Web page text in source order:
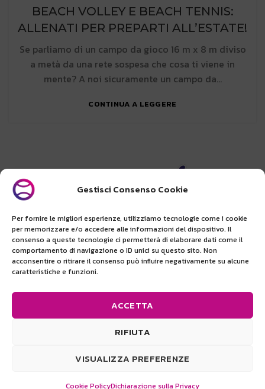
Gestisci Consenso Cookie
Per fornire le migliori esperienze, utilizziamo tecnologie come i cookie
per memorizzare e/o accedere alle informazioni del dispositivo. Il
consenso a queste tecnologie ci permetterà di elaborare dati come il
comportamento di navigazione o ID unici su questo sito. Non
acconsentire o ritirare il consenso può influire negativamente su alcune
caratteristiche e funzioni.
ACCETTA
RIFIUTA
VISUALIZZA PREFERENZE
Cookie PolicyDichiarazione sulla Privacy
BEACH VOLLEY E BEACH TENNIS:
ALLENATI PER PREPARTI ALL’ESTATE!
Se parliamo di un campo da gioco 16 m x 8 m diviso
a metà da una rete sospesa che cosa ti viene in
mente? A noi sicuramente un campo da...
CONTINUA A LEGGERE
Beach Planet San Marino srl
Via dei Giacinti, 20 - 47899 Serravalle (RSM)
COE 23706